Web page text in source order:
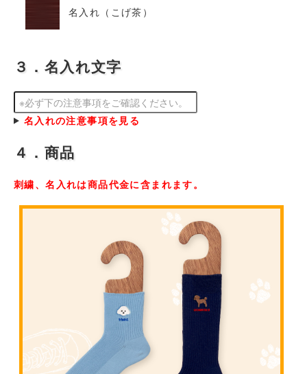
名入れ（こげ茶）
３．名入れ文字
名入れの注意事項を見る
４．商品
刺繍、名入れは商品代金に含まれます。